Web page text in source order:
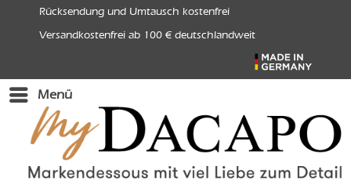
Rücksendung und Umtausch kostenfrei
Versandkostenfrei ab 100 € deutschlandweit
Menü